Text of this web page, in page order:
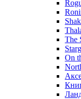
The
On